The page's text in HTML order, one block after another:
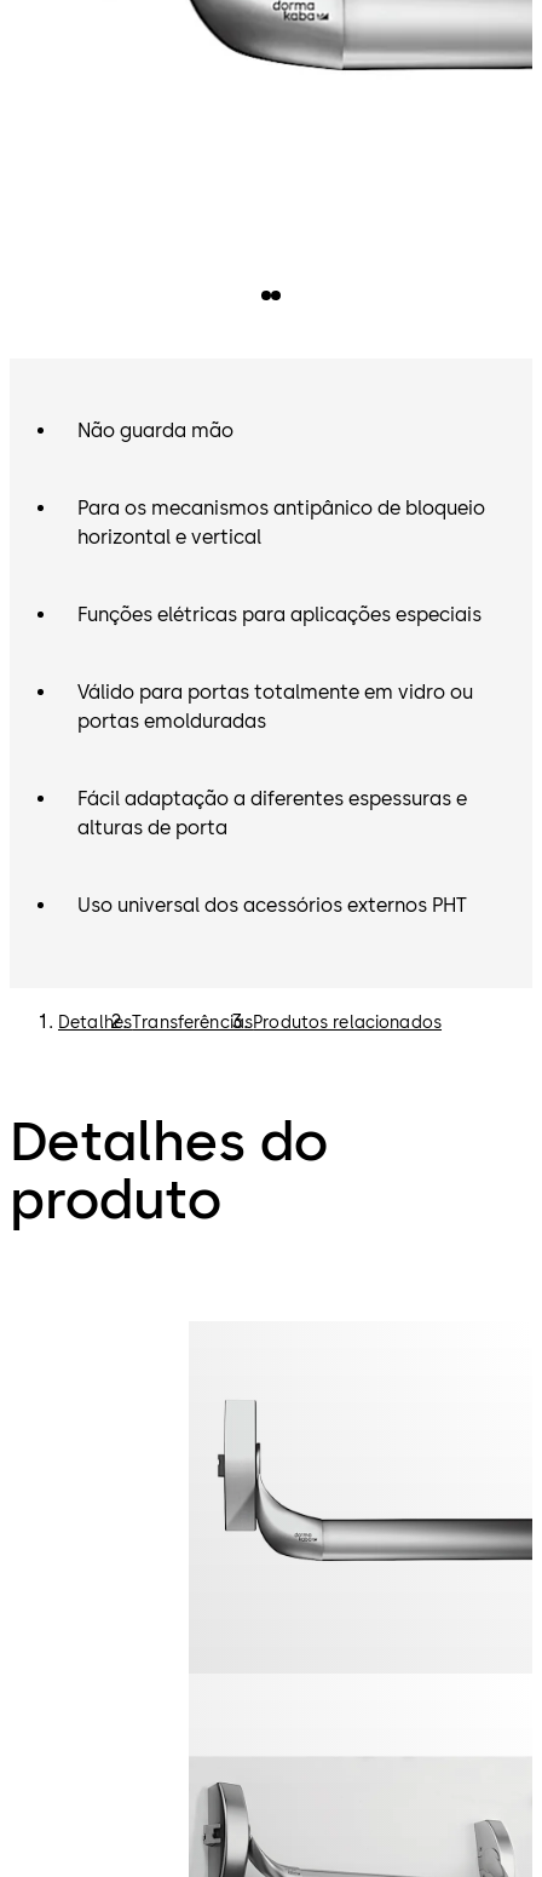
Não guarda mão
Para os mecanismos antipânico de bloqueio
horizontal e vertical
Funções elétricas para aplicações especiais
Válido para portas totalmente em vidro ou
portas emolduradas
Fácil adaptação a diferentes espessuras e
alturas de porta
Uso universal dos acessórios externos PHT
DetalhesTransferênciasProdutos relacionados
Detalhes do
produto